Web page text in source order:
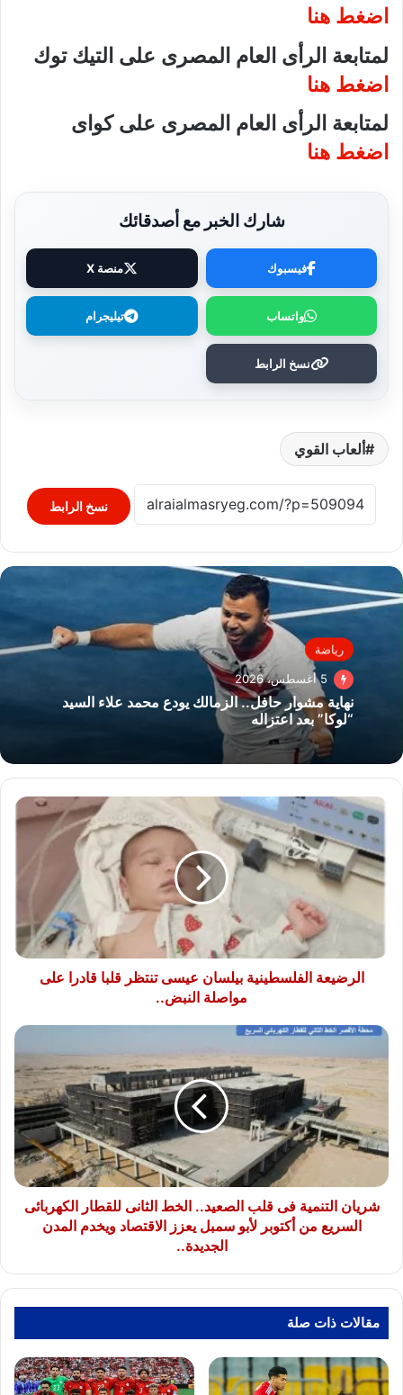
اضغط هنا
لمتابعة الرأى العام المصرى على التيك توك
اضغط هنا
لمتابعة الرأى العام المصرى على كواى
اضغط هنا
شارك الخبر مع أصدقائك
فيسبوك منصة X
واتساب تيليجرام
نسخ الرابط
ألعاب القوي
نسخ الرابط
رياضة
5 أغسطس، 2026
نهاية مشوار حافل.. الزمالك يودع محمد علاء السيد
“لوكا” بعد اعتزاله
الرضيعة
الفلسطينية
بيلسان
عيسى
تنتظر
مواصلة
النبض..الرضيعة الفلسطينية بيلسان عيسى تنتظر قلبا قادرا على
مواصلة النبض..
شريان
قلب
الصعيد..
الخط
الثانى
الكهربائى
السريع
سمبل
الاقتصاد
ويخدم
المدن
الجديدة..
شريان التنمية فى قلب الصعيد.. الخط الثانى للقطار الكهربائى
السريع من أكتوبر لأبو سمبل يعزز الاقتصاد ويخدم المدن
الجديدة..
مقالات ذات صلة